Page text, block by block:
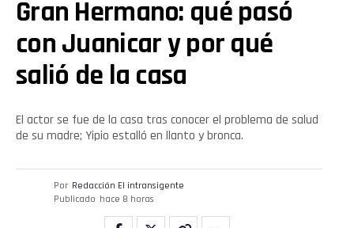
Gran Hermano: qué pasó
con Juanicar y por qué
salió de la casa
El actor se fue de la casa tras conocer el problema de salud
de su madre; Yipio estalló en llanto y bronca.
Por Redacción El intransigente
Publicado hace 8 horas